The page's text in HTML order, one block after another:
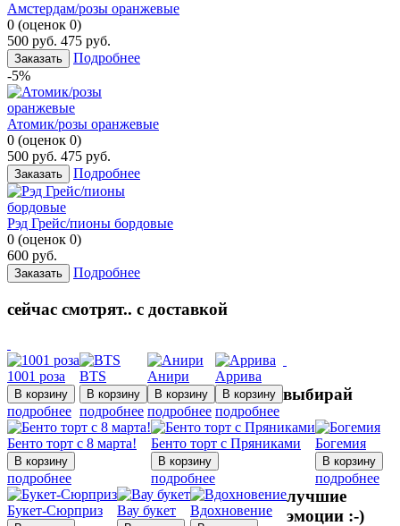
Амстердам/розы оранжевые
0 (оценок 0)
500 руб. 475 руб.
Заказать
Подробнее
-5%
Атомик/розы оранжевые
0 (оценок 0)
500 руб. 475 руб.
Заказать Подробнее
Рэд Грейс/пионы бордовые
0 (оценок 0)
600 руб.
Заказать Подробнее
сейчас смотрят.. с доставкой
1001 роза
подробнее
BTS
подробнее
Анири
подробнее
Аррива
подробнее
Бенто торт с 8 марта!
подробнее
Бенто торт с Пряниками
подробнее
Богемия
подробнее
Букет-Сюрприз Вау букет Вдохновение
выбирай
лучшие
эмоции :-)